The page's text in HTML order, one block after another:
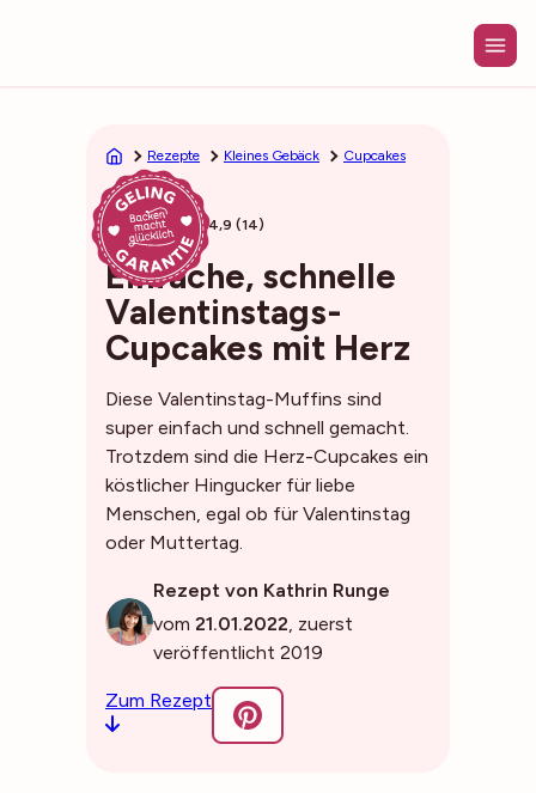
Rezepte Kleines Gebäck Cupcakes
45min 4,9 (14)
Einfache, schnelle
Valentinstags-
Cupcakes mit Herz
Diese Valentinstag-Muffins sind
super einfach und schnell gemacht.
Trotzdem sind die Herz-Cupcakes ein
köstlicher Hingucker für liebe
Menschen, egal ob für Valentinstag
oder Muttertag.
Rezept von Kathrin Runge
vom 21.01.2022, zuerst
veröffentlicht 2019
Zum Rezept